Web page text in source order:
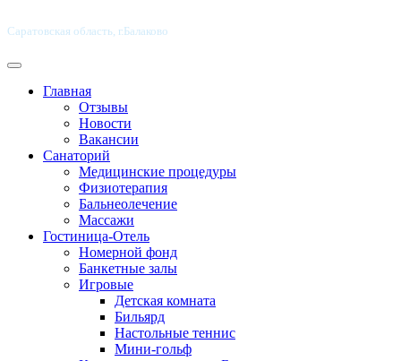
Саратовская область, г.Балаково
Главная
Отзывы
Новости
Вакансии
Санаторий
Медицинские процедуры
Физиотерапия
Бальнеолечение
Массажи
Гостиница-Отель
Номерной фонд
Банкетные залы
Игровые
Детская комната
Бильярд
Настольные теннис
Мини-гольф